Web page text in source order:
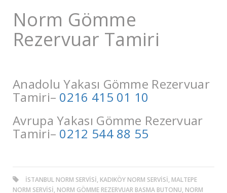
Norm Gömme
Rezervuar Tamiri
Anadolu Yakası Gömme Rezervuar
Tamiri– 0216 415 01 10
Avrupa Yakası Gömme Rezervuar
Tamiri– 0212 544 88 55
ISTANBUL NORM SERVISI, KADIKÖY NORM SERVISI, MALTEPE
NORM SERVISI, NORM GÖMME REZERVUAR BASMA BUTONU, NORM